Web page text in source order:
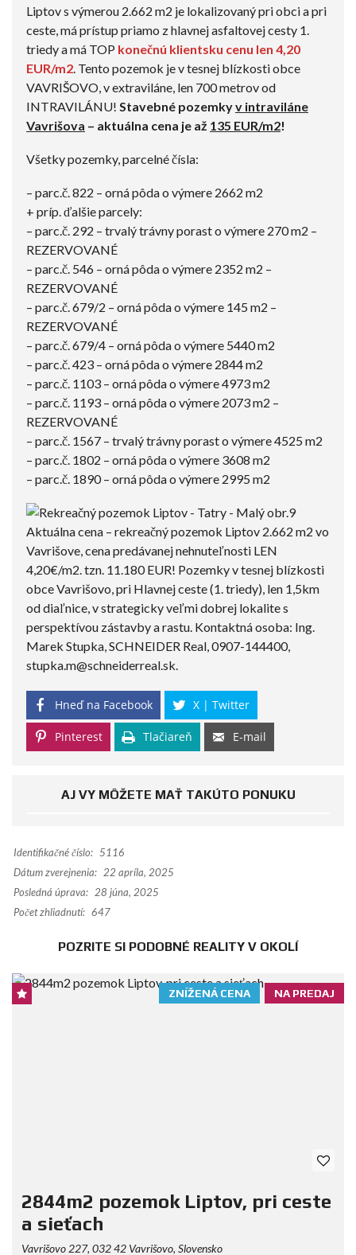
Liptov s výmerou 2.662 m2 je lokalizovaný pri obci a pri
ceste, má prístup priamo z hlavnej asfaltovej cesty 1.
triedy a má TOP konečnú klientsku cenu len 4,20
EUR/m2. Tento pozemok je v tesnej blízkosti obce
VAVRIŠOVO, v extraviláne, len 700 metrov od
INTRAVILÁNU! Stavebné pozemkyv intraviláne
Vavrišova – aktuálna cena je až 135 EUR/m2!
Všetky pozemky, parcelné čísla:
– parc.č. 822 – orná pôda o výmere 2662 m2
+ príp. ďalšie parcely:
– parc.č. 292 – trvalý trávny porast o výmere 270 m2 –
REZERVOVANÉ
– parc.č. 546 – orná pôda o výmere 2352 m2 –
REZERVOVANÉ
– parc.č. 679/2 – orná pôda o výmere 145 m2 –
REZERVOVANÉ
– parc.č. 679/4 – orná pôda o výmere 5440 m2
– parc.č. 423 – orná pôda o výmere 2844 m2
– parc.č. 1103 – orná pôda o výmere 4973 m2
– parc.č. 1193 – orná pôda o výmere 2073 m2 –
REZERVOVANÉ
– parc.č. 1567 – trvalý trávny porast o výmere 4525 m2
– parc.č. 1802 – orná pôda o výmere 3608 m2
– parc.č. 1890 – orná pôda o výmere 2995 m2
Aktuálna cena – rekreačný pozemok Liptov 2.662 m2 vo
Vavrišove, cena predávanej nehnuteľnosti LEN
4,20€/m2. tzn. 11.180 EUR! Pozemky v tesnej blízkosti
obce Vavrišovo, pri Hlavnej ceste (1. triedy), len 1,5km
od diaľnice, v strategicky veľmi dobrej lokalite s
perspektívou zástavby a rastu. Kontaktná osoba: Ing.
Marek Stupka, SCHNEIDER Real, 0907-144400,
stupka.m@schneiderreal.sk.
Hneď na Facebook X | Twitter
Pinterest Tlačiareň E-mail
AJ VY MÔŽETE MAŤ TAKÚTO PONUKU
Identifikačné číslo: 5116
Dátum zverejnenia: 22 apríla, 2025
Posledná úprava: 28 júna, 2025
Počet zhliadnutí: 647
POZRITE SI PODOBNÉ REALITY V OKOLÍ
NA PREDAJ
ZNÍŽENÁ CENA
2844m2 pozemok Liptov, pri ceste
a sieťach
Vavrišovo 227, 032 42 Vavrišovo, Slovensko